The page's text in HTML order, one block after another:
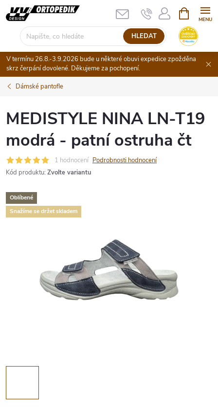
Přejít
na
HLEDAT
NÁKUPNÍ
KOŠÍK
V termínu 26.8.-3.9.2026 bude u některé obuvi expedice zpožděna
skrz čerpání dovolené. Děkujeme za pochopení.
Dámské pantofle
MEDISTYLE NINA LN-T19
modrá - patní ostruha čt
1 hodnocení Podrobnosti hodnocení
Kód produktu: Zvolte variantu
Oblíbené
Snažíme se držet skladem